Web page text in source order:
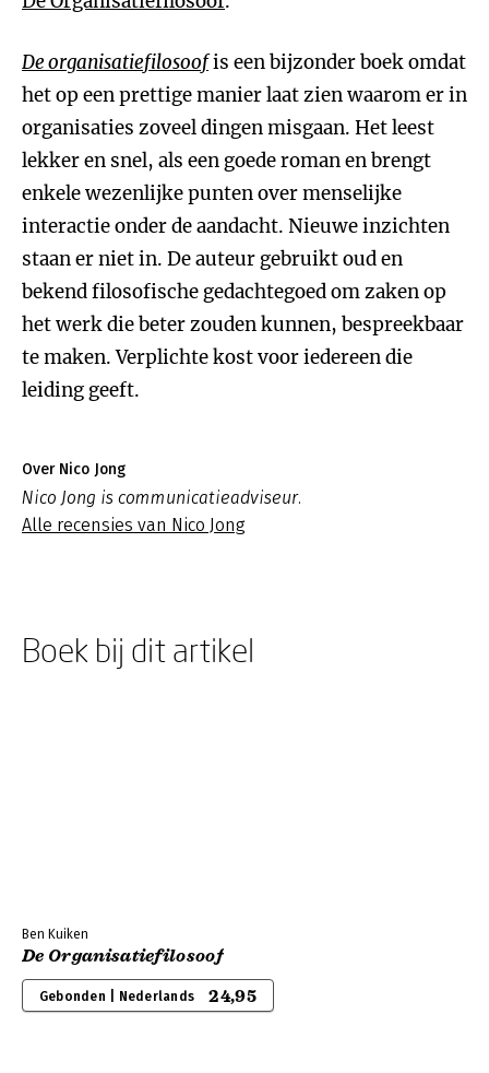
De organisatiefilosoofis een bijzonder boek omdat
het op een prettige manier laat zien waarom er in
organisaties zoveel dingen misgaan. Het leest
lekker en snel, als een goede roman en brengt
enkele wezenlijke punten over menselijke
interactie onder de aandacht. Nieuwe inzichten
staan er niet in. De auteur gebruikt oud en
bekend filosofische gedachtegoed om zaken op
het werk die beter zouden kunnen, bespreekbaar
te maken. Verplichte kost voor iedereen die
leiding geeft.
Over Nico Jong
Nico Jong is communicatieadviseur.
Alle recensies van Nico Jong
Boek bij dit artikel
Ben Kuiken
De Organisatiefilosoof
Gebonden | Nederlands 24,95